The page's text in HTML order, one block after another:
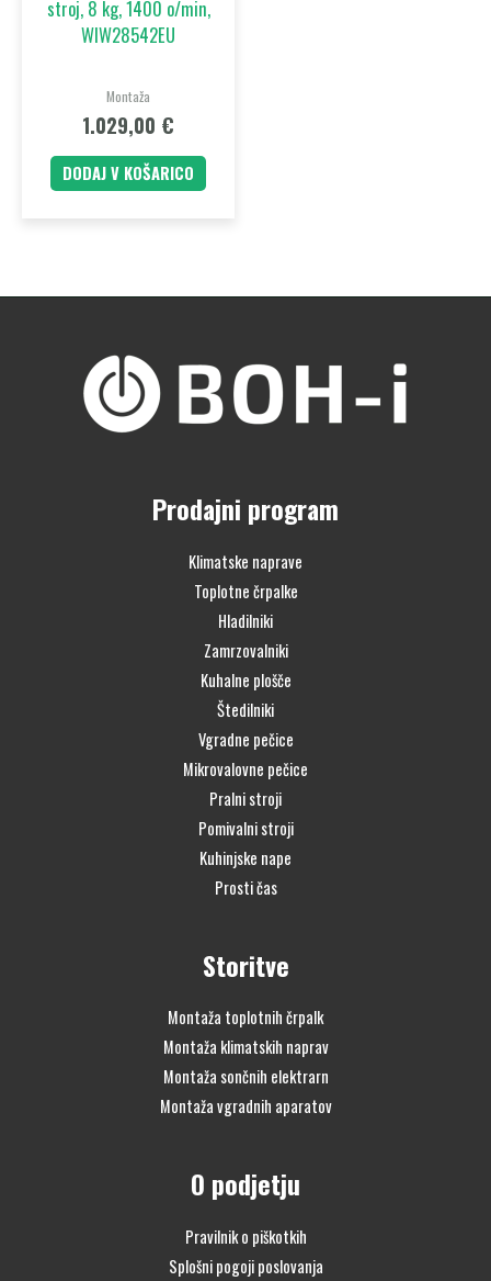
stroj, 8 kg, 1400 o/min,
WIW28542EU
Montaža
1.029,00 €
DODAJ V KOŠARICO
Prodajni program
Klimatske naprave
Toplotne črpalke
Hladilniki
Zamrzovalniki
Kuhalne plošče
Štedilniki
Vgradne pečice
Mikrovalovne pečice
Pralni stroji
Pomivalni stroji
Kuhinjske nape
Prosti čas
Storitve
Montaža toplotnih črpalk
Montaža klimatskih naprav
Montaža sončnih elektrarn
Montaža vgradnih aparatov
O podjetju
Pravilnik o piškotkih
Splošni pogoji poslovanja